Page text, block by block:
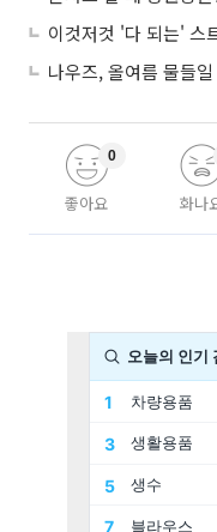
좋아요
0
화나